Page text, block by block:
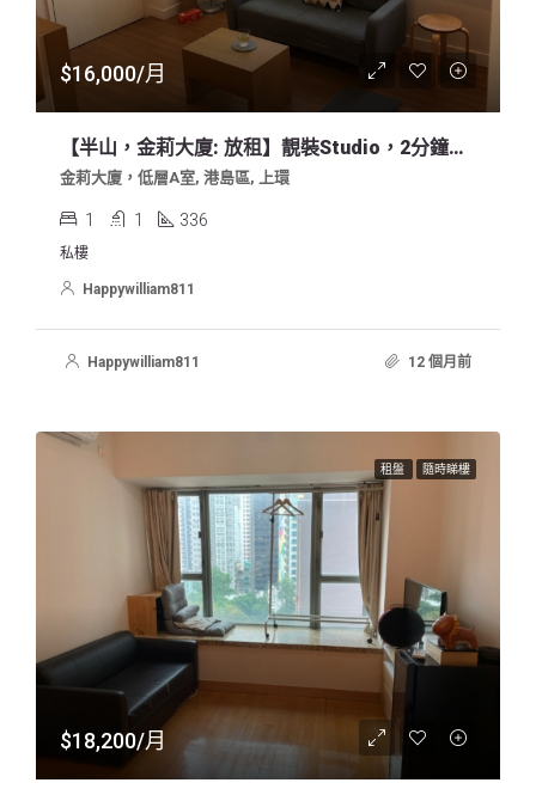
$16,000/月
【半山，金莉大廈: 放租】靚裝Studio，2分鐘到半山扶手電梯
金莉大廈，低層A室, 港島區, 上環
1 1 336
私樓
Happywilliam811
Happywilliam811 12 個月前
租盤 隨時睇樓
$18,200/月